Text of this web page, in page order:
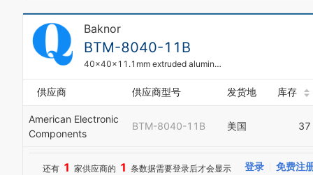
Baknor
BTM-8040-11B
40x40x11.1mm extruded aluminum
供应商 供应商型号 发货地 库存
American Electronic
Components
BTM-8040-11B 美国 37
还有 1 家供应商的 1 条数据需要登录后才会显示 登录 免费注